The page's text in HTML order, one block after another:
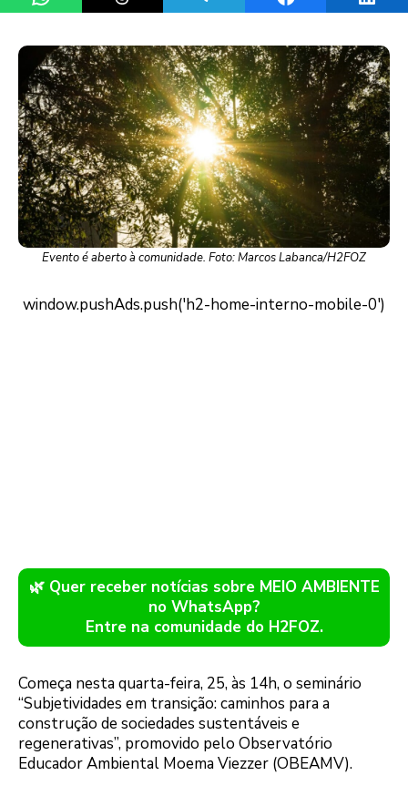
Evento é aberto à comunidade. Foto: Marcos Labanca/H2FOZ
🌿 Quer receber notícias sobre MEIO AMBIENTE
no WhatsApp?
Entre na comunidade do H2FOZ.
Começa nesta quarta-feira, 25, às 14h, o seminário
“Subjetividades em transição: caminhos para a
construção de sociedades sustentáveis e
regenerativas”, promovido pelo Observatório
Educador Ambiental Moema Viezzer (OBEAMV).